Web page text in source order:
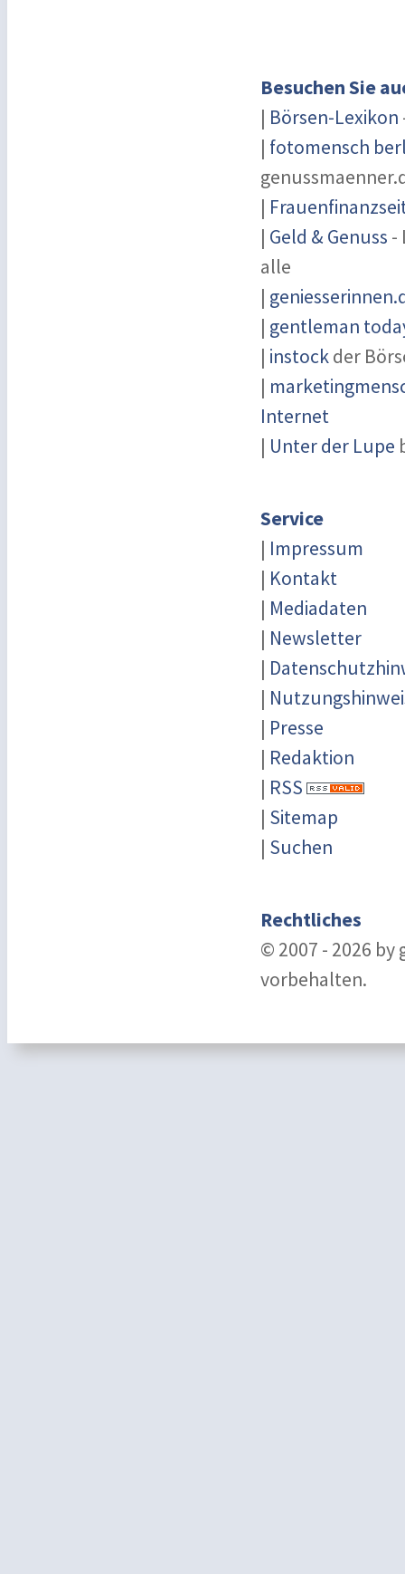
Besuchen Sie
| Börsen-Lexikon
| fotomensch
|
| Geld & Genuss -
alle
|
| gentleman
| instockder
|
Internet
| Unter der Lupe
Service
| Impressum
| Kontakt
| Mediadaten
| Newsletter
|
|
| Presse
| Redaktion
| RSS
| Sitemap
| Suchen
Rechtliches
© 2007 - 2026 by
vorbehalten.